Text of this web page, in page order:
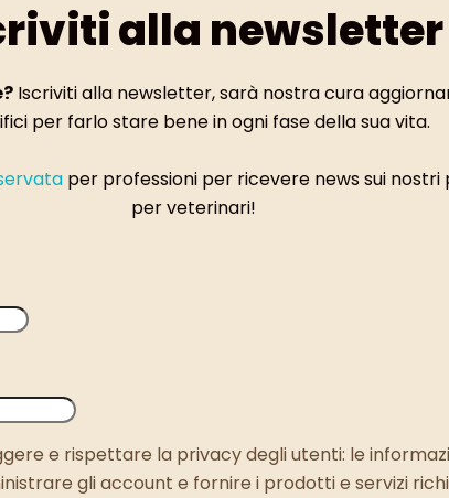
alla newsletter
Iscriviti alla newsletter, sarà nostra cura
per farlo stare bene in ogni fase della sua vita.
per professioni per ricevere news sui
per veterinari!
e rispettare la privacy degli utenti: le
gli account e fornire i prodotti e servizi